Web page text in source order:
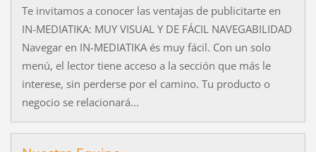
Te invitamos a conocer las ventajas de publicitarte en
IN-MEDIATIKA: MUY VISUAL Y DE FÁCIL NAVEGABILIDAD
Navegar en IN-MEDIATIKA és muy fácil. Con un solo
menú, el lector tiene acceso a la sección que más le
interese, sin perderse por el camino. Tu producto o
negocio se relacionará...